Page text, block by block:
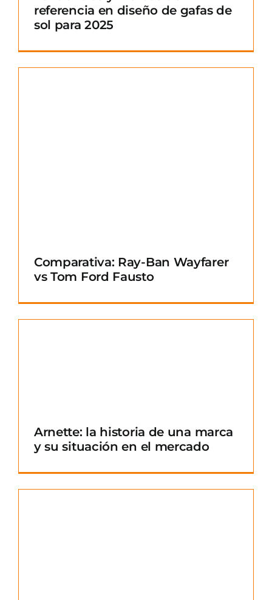
referencia en diseño de gafas de
sol para 2025
Comparativa: Ray-Ban Wayfarer
vs Tom Ford Fausto
Arnette: la historia de una marca
y su situación en el mercado